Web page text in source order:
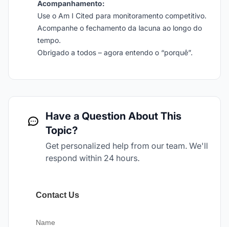
Acompanhamento:
Use o Am I Cited para monitoramento competitivo.
Acompanhe o fechamento da lacuna ao longo do
tempo.
Obrigado a todos – agora entendo o “porquê”.
Have a Question About This
Topic?
Get personalized help from our team. We'll
respond within 24 hours.